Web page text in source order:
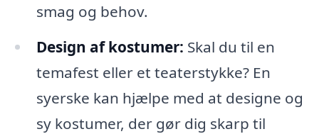
smag og behov.
Design af kostumer: Skal du til en
temafest eller et teaterstykke? En
syerske kan hjælpe med at designe og
sy kostumer, der gør dig skarp til